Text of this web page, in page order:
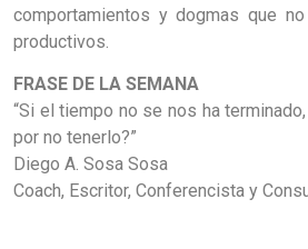
comportamientos y dogmas que
productivos.
FRASE DE LA SEMANA
“Si el tiempo no se nos ha
por no tenerlo?”
Diego A. Sosa Sosa
Coach, Escritor, Conferencista y